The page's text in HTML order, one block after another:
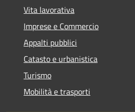
Vita lavorativa
Imprese e Commercio
Appalti pubblici
Catasto e urbanistica
Turismo
Mobilità e trasporti